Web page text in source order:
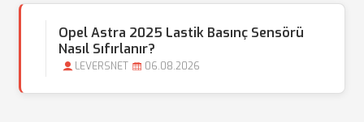
Opel Astra 2025 Lastik Basınç Sensörü
Nasıl Sıfırlanır?
LEVERSNET 06.08.2026